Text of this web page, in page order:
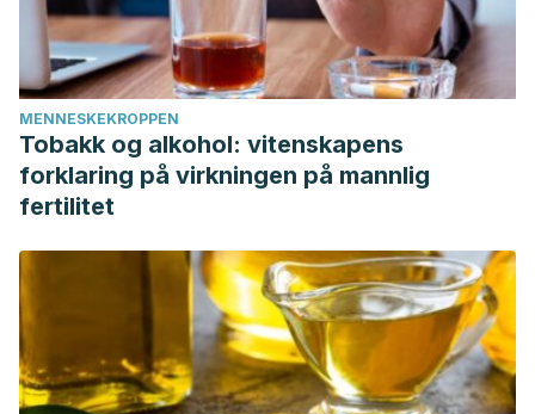
MENNESKEKROPPEN
Tobakk og alkohol: vitenskapens
forklaring på virkningen på mannlig
fertilitet